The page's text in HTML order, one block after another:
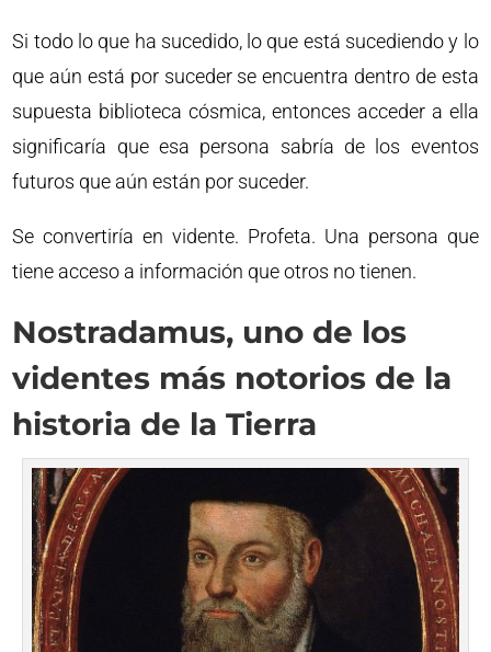
Si todo lo que ha sucedido, lo que está sucediendo y lo
que aún está por suceder se encuentra dentro de esta
supuesta biblioteca cósmica, entonces acceder a ella
significaría que esa persona sabría de los eventos
futuros que aún están por suceder.
Se convertiría en vidente. Profeta. Una persona que
tiene acceso a información que otros no tienen.
Nostradamus, uno de los
videntes más notorios de la
historia de la Tierra